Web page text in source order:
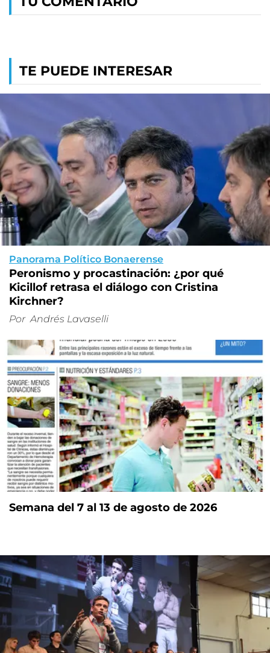
TE PUEDE INTERESAR
Panorama Político Bonaerense
Peronismo y procastinación: ¿por qué
Kicillof retrasa el diálogo con Cristina
Kirchner?
Por Andrés Lavaselli
Semana del 7 al 13 de agosto de 2026